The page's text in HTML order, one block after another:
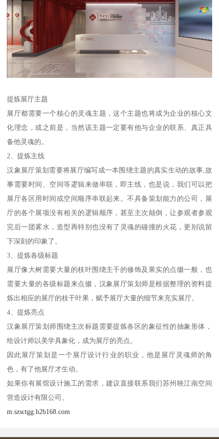
提炼展厅主题
展厅都需要一个核心的灵魂主题，这个主题也将成为企业的核心文
化理念，或之前是，当然该主题一定要有他与企业的联系、真正具
备他灵魂的。
2、提炼主线
汉象展厅策划需要将展厅编写成一本围绕主题的真实生动的故事,故
事需要时间、空间等逻辑来做串联，即主线，也是说，我们可以把
展厅各区用时间或空间顺序串联起来。不具备策划能力的公司，展
厅的各个展项没有相关的逻辑顺序，甚至主次颠倒，让参观者参观
完后一团雾水，造型再特别也没有了灵魂的碰撞的火花，更别说留
下深刻的印象了。
3、提炼各级标题
展厅像大树需要大量的枝叶围绕主干的修饰及果实的点缀一般，也
需要大量的各级标题来点缀，汉象展厅策划师是根据整理的资料提
炼出相应的展厅的枝干叶果，赋予展厅大量的细节来充实展厅。
4、提炼亮点
汉象展厅策划师围绕主次标题需要提炼各区的象征性的抽象形体，
给设计师以美学具象化，成为展厅的亮点。
因此展厅策划是一个展厅设计行业的职业，他是展厅灵魂师的角
色，有了他展厅才生动。
如果你有展馆设计施工的需求，建议直接联系我们苏州映江南空间
营造设计有限公司。
m.szsctgg.b2b168.com